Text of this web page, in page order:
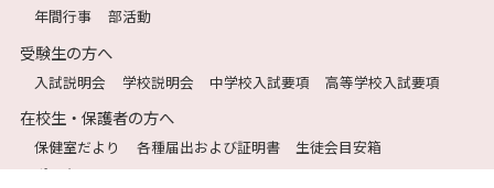
年間行事 部活動
受験生の方へ
入試説明会 学校説明会 中学校入試要項 高等学校入試要項
在校生・保護者の方へ
保健室だより 各種届出および証明書
生徒会目安箱
ポータルサイト